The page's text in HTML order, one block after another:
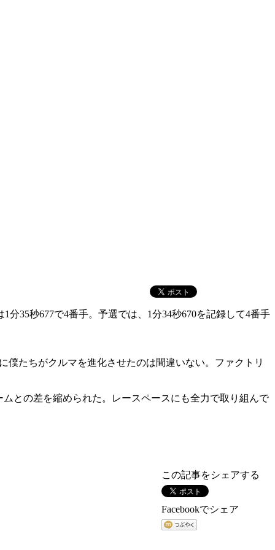
分35秒677で4番手。予選では、1分34秒670を記録して4番手
僕たちがクルマを進化させたのは間違いない。ファクトリ
との差を縮められた。レースペースにも全力で取り組んで
この記事をシェアする
Facebookでシェア